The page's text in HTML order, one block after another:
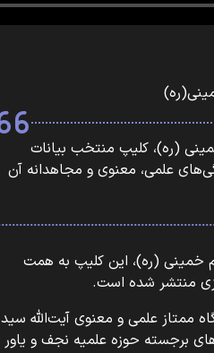
(ره)، کلیپ منتخب بیانات
علمی، معنوی و مجاهدانه آن
خمینی (ره)، این کلیپ به همت
منتشر شده است.
ممتاز علمی و معنوی آیت‌الله سید
برجسته حوزه علمیه نجف و یاور